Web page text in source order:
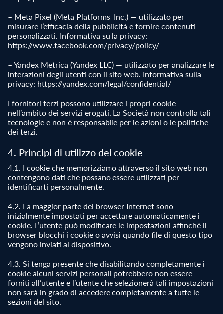
– Meta Pixel (Meta Platforms, Inc.) — utilizzato per
misurare l’efficacia della pubblicità e fornire contenuti
personalizzati. Informativa sulla privacy:
https://www.facebook.com/privacy/policy/
– Yandex Metrica (Yandex LLC) — utilizzato per analizzare le
interazioni degli utenti con il sito web. Informativa sulla
privacy: https://yandex.com/legal/confidential/
I fornitori terzi possono utilizzare i propri cookie
nell’ambito dei servizi erogati. La Società non controlla tali
tecnologie e non è responsabile per le azioni o le politiche
dei terzi.
4. Principi di utilizzo dei cookie
4.1. I cookie che memorizziamo attraverso il sito web non
contengono dati che possano essere utilizzati per
identificarti personalmente.
4.2. La maggior parte dei browser Internet sono
inizialmente impostati per accettare automaticamente i
cookie. L’utente può modificare le impostazioni affinché il
browser blocchi i cookie o avvisi quando file di questo tipo
vengono inviati al dispositivo.
4.3. Si tenga presente che disabilitando completamente i
cookie alcuni servizi personali potrebbero non essere
forniti all’utente e l’utente che selezionerà tali impostazioni
non sarà in grado di accedere completamente a tutte le
sezioni del sito.